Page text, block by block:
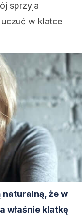
sprzyja
w klatce
że w
właśnie klatkę